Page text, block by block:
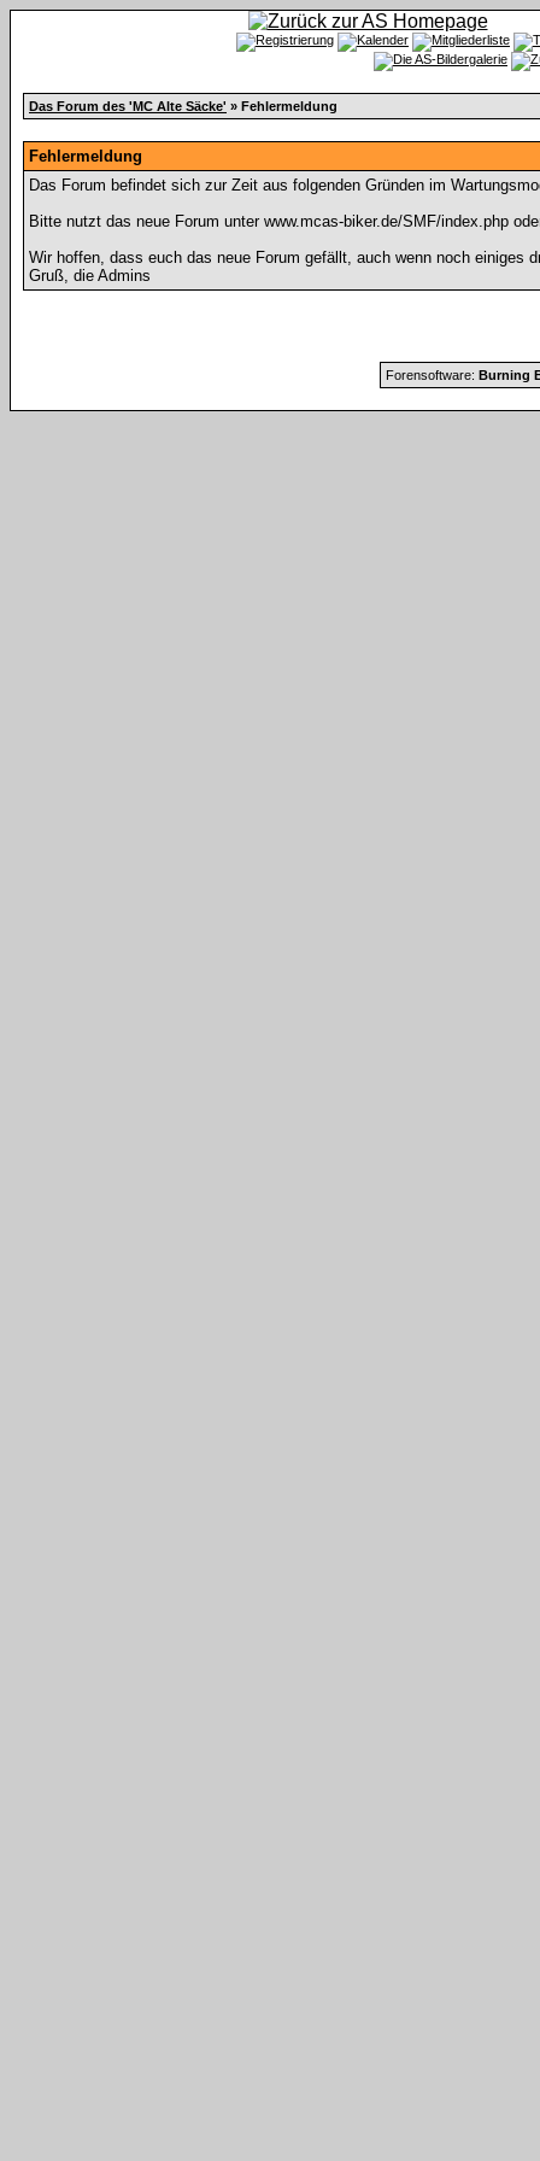
Das Forum des 'MC Alte Säcke' » Fehlermeldung
Fehlermeldung
Das Forum befindet sich zur Zeit aus folgenden Gründen im
Bitte nutzt das neue Forum unter www.mcas-biker.de/SMF/index.php
Wir hoffen, dass euch das neue Forum gefällt, auch wenn noch einiges
Gruß, die Admins
Forensoftware: Burning